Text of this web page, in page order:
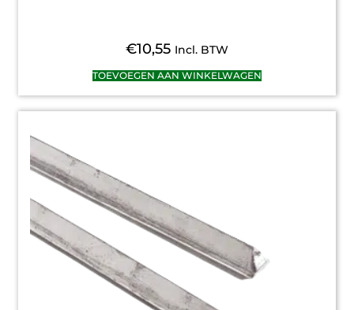
€10,55 Incl. BTW
TOEVOEGEN AAN WINKELWAGEN